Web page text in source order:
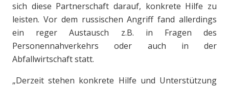
sich diese Partnerschaft darauf, konkrete Hilfe zu
leisten. Vor dem russischen Angriff fand allerdings
ein reger Austausch z.B. in Fragen des
Personennahverkehrs oder auch in der
Abfallwirtschaft statt.
„Derzeit stehen konkrete Hilfe und Unterstützung